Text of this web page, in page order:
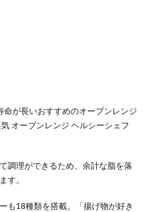
が長いおすすめのオーブンレンジ
オーブンレンジ ヘルシーシェフ
調理ができるため、余計な脂を落
す。
も18種類を搭載。「揚げ物が好き